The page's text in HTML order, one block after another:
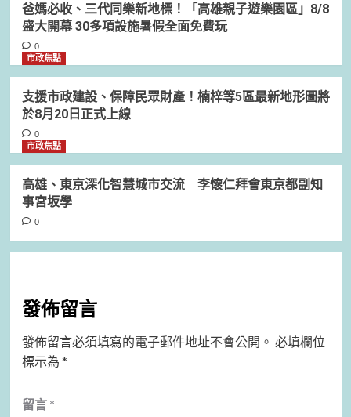
爸媽必收、三代同樂新地標！「高雄親子遊樂園區」8/8
盛大開幕 30多項設施暑假全面免費玩
0
市政焦點
支援市政建設、保障民眾財產！楠梓等5區最新地形圖將
於8月20日正式上線
0
市政焦點
高雄、東京深化智慧城市交流 李懷仁拜會東京都副知
事宮坂學
0
發佈留言
發佈留言必須填寫的電子郵件地址不會公開。 必填欄位
標示為 *
留言 *